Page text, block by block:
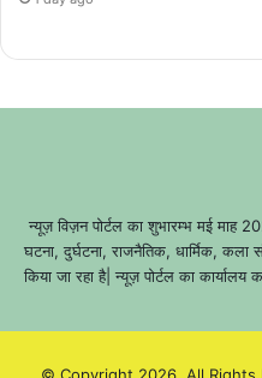
न्यूज़ विज़न पोर्टल का शुभारम्भ मई माह
घटना, दुर्घटना, राजनैतिक, धार्मिक,
किया जा रहा है| न्यूज़ पोर्टल का